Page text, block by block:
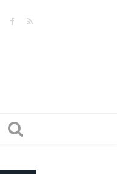
TwitterFacebook
RSS